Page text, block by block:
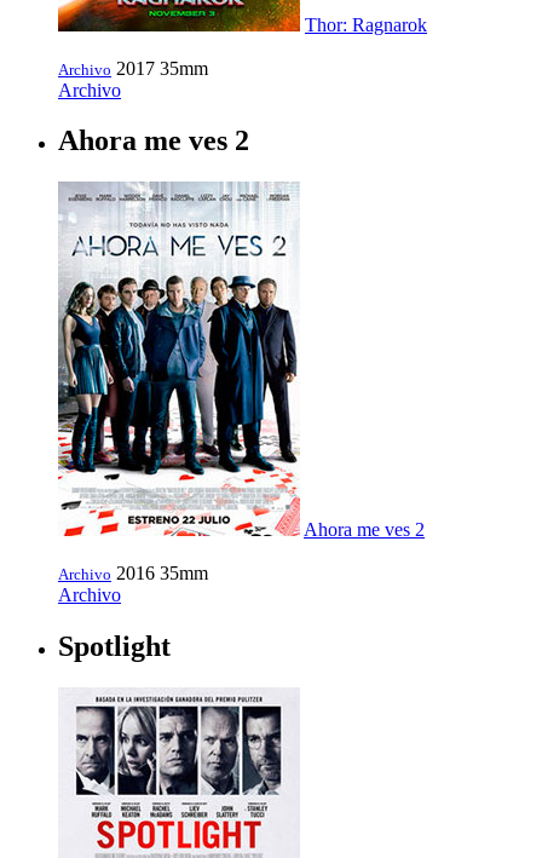
Thor: Ragnarok
Archivo 2017 35mm
Archivo
Ahora me ves 2
Ahora me ves 2
Archivo 2016 35mm
Archivo
Spotlight